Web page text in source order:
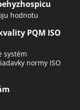
hodnotu
PQM ISO
systém
normy ISO